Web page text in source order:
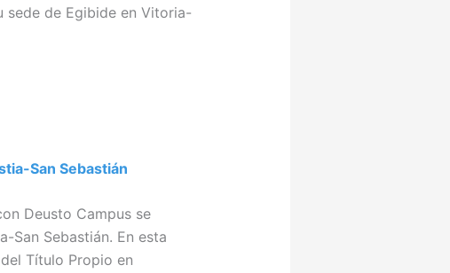
sede de Egibide en Vitoria-
San Sebastián
Deusto Campus se
San Sebastián. En esta
Título Propio en